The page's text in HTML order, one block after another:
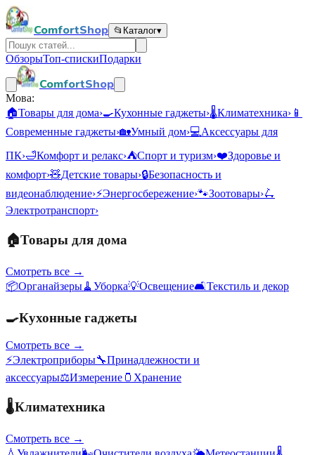
ComfortShop 📂 Каталог▾
ОбзорыТоп-спискиПодарки
ComfortShop
Мова:
🏠Товары для дома›🍳Кухонные гаджеты›🌡️Климатехника› 📱
Современные гаджеты›🏡Умный дом›💻Аксессуары для
ПК›🛁Комфорт и релакс›⛺Спорт и туризм›❤️Здоровье и
комфорт›🧸Детские товары›🔒Безопасность и
видеонаблюдение›⚡Энергосбережение›🐾Зоотовары›🛴
Электротранспорт›
🏠Товары для дома
Смотреть все →
📦Органайзеры🧹 Уборка💡Освещение🛋️Текстиль и декор
🍳Кухонные гаджеты
Смотреть все →
⚡Электроприборы🔧Принадлежности и
аксессуары⚖️Измерение 🫙 Хранение
🌡️Климатехника
Смотреть все →